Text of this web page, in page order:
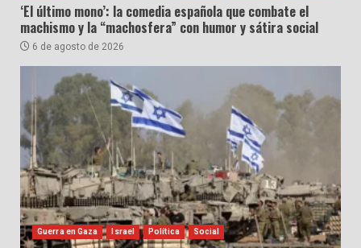
‘El último mono’: la comedia española que combate el
machismo y la “machosfera” con humor y sátira social
6 de agosto de 2026
Guerra en Gaza Israel Política Social